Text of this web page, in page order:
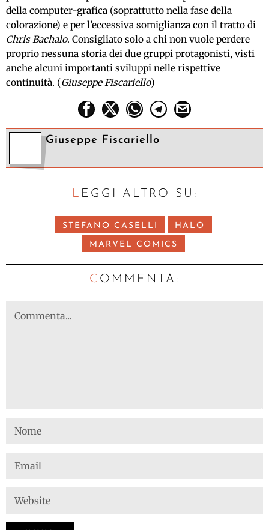
della computer-grafica (soprattutto nella fase della
colorazione) e per l’eccessiva somiglianza con il tratto di
Chris Bachalo. Consigliato solo a chi non vuole perdere
proprio nessuna storia dei due gruppi protagonisti, visti
anche alcuni importanti sviluppi nelle rispettive
continuità. (Giuseppe Fiscariello)
Giuseppe Fiscariello
LEGGI ALTRO SU:
STEFANO CASELLI HALO
MARVEL COMICS
C OMMENTA: